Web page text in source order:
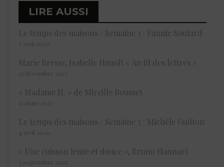
LIRE AUSSI
Le temps des maisons / Semaine 3 : Fannie Soulard
7 avril 2020
Marie Bressy, Isabelle Huault « Au fil des lettres »
25 décembre 2023
« Madame H. » de Mireille Bousset
13 mars 2023
Le temps des maisons / Semaine 3 : Michèle Guitton
4 avril 2020
« Une cuisson lente et douce », Bruno Hannart
3 septembre 2025